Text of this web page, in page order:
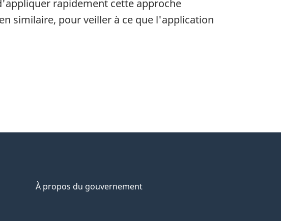
rapidement cette approche
similaire, pour veiller à ce que l'application
À propos du gouvernement